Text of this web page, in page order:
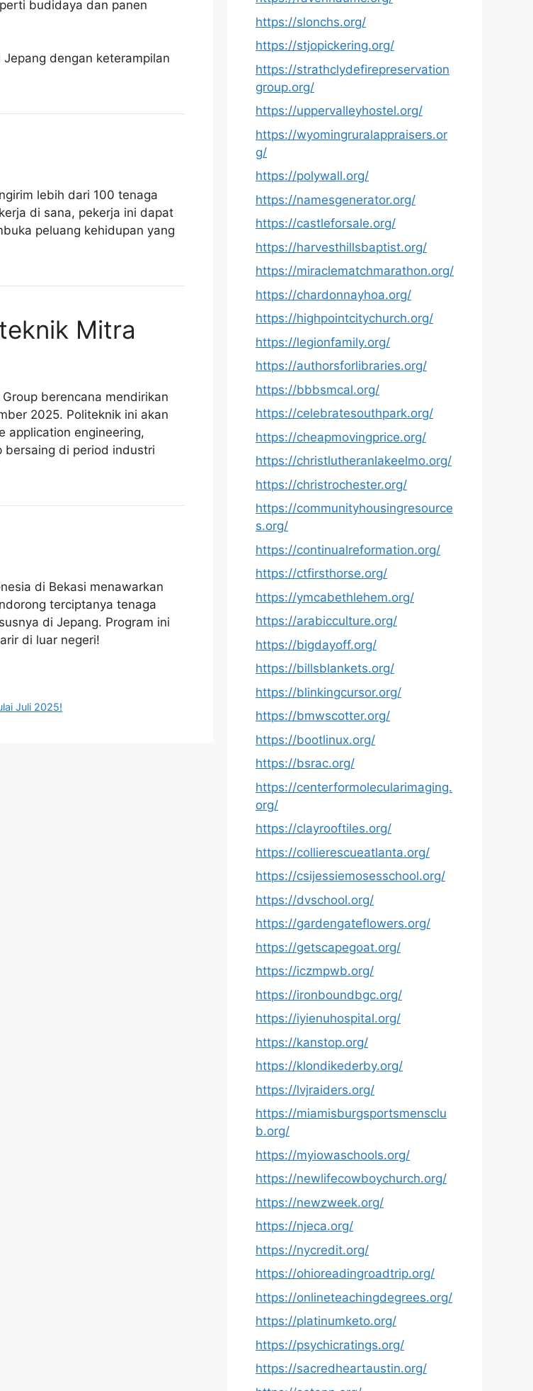
budidaya dan panen
dengan keterampilan
lebih dari 100 tenaga
di sana, pekerja ini dapat
peluang kehidupan yang
Mitra
berencana mendirikan
2025. Politeknik ini akan
application engineering,
bersaing di period industri
di Bekasi menawarkan
terciptanya tenaga
di Jepang. Program ini
di luar negeri!
Juli 2025!
https://slonchs.org/
https://stjopickering.org/
https://strathclydefirepreservation
group.org/
https://uppervalleyhostel.org/
https://wyomingruralappraisers.or
g/
https://polywall.org/
https://namesgenerator.org/
https://castleforsale.org/
https://harvesthillsbaptist.org/
https://miraclematchmarathon.org/
https://chardonnayhoa.org/
https://highpointcitychurch.org/
https://legionfamily.org/
https://authorsforlibraries.org/
https://bbbsmcal.org/
https://celebratesouthpark.org/
https://cheapmovingprice.org/
https://christlutheranlakeelmo.org/
https://christrochester.org/
https://communityhousingresource
s.org/
https://continualreformation.org/
https://ctfirsthorse.org/
https://ymcabethlehem.org/
https://arabicculture.org/
https://bigdayoff.org/
https://billsblankets.org/
https://blinkingcursor.org/
https://bmwscotter.org/
https://bootlinux.org/
https://bsrac.org/
https://centerformolecularimaging.
org/
https://clayrooftiles.org/
https://collierescueatlanta.org/
https://csijessiemosesschool.org/
https://dvschool.org/
https://gardengateflowers.org/
https://getscapegoat.org/
https://iczmpwb.org/
https://ironboundbgc.org/
https://iyienuhospital.org/
https://kanstop.org/
https://klondikederby.org/
https://lvjraiders.org/
https://miamisburgsportsmensclu
b.org/
https://myiowaschools.org/
https://newlifecowboychurch.org/
https://newzweek.org/
https://njeca.org/
https://nycredit.org/
https://ohioreadingroadtrip.org/
https://onlineteachingdegrees.org/
https://platinumketo.org/
https://psychicratings.org/
https://sacredheartaustin.org/